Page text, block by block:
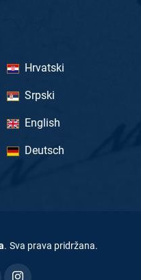
Hrvatski
Srpski
English
Deutsch
. Sva prava pridržana.